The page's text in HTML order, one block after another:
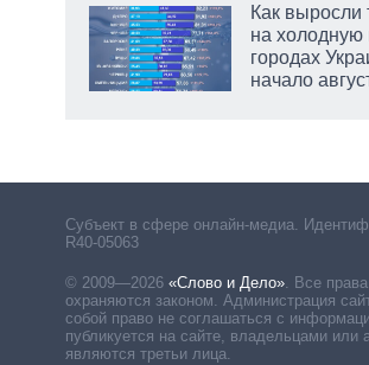
Как
на холодную
городах
начало
Субъект в сфере онлайн-медиа.
R40-05063
© 2009—2026 «Слово и Дело». Все
охраняются законом. Администрация
собой право не соглашаться с
публикуется на сайте, владельцами или
являются третьи лица.